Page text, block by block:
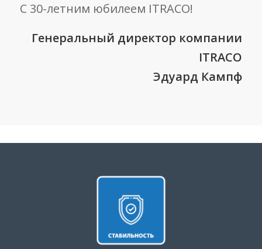
С 30-летним юбилеем ITRACO!
Генеральный директор компании
ITRACO
Эдуард Кампф